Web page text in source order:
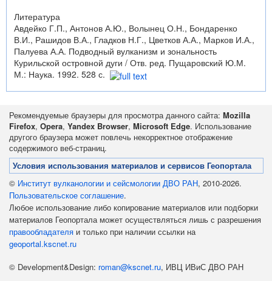
Литература
Авдейко Г.П., Антонов А.Ю., Волынец О.Н., Бондаренко
В.И., Рашидов В.А., Гладков Н.Г., Цветков А.А., Марков И.А.,
Палуева А.А. Подводный вулканизм и зональность
Курильской островной дуги / Отв. ред. Пущаровский Ю.М.
М.: Наука. 1992. 528 с.
Рекомендуемые браузеры для просмотра данного сайта: Mozilla
Firefox, Opera, Yandex Browser, Microsoft Edge. Использование
другого браузера может повлечь некорректное отображение
содержимого веб-страниц.
Условия использования материалов и сервисов Геопортала
© Институт вулканологии и сейсмологии ДВО РАН, 2010-2026.
Пользовательское соглашение.
Любое использование либо копирование материалов или подборки
материалов Геопортала может осуществляться лишь с разрешения
правообладателя и только при наличии ссылки на
geoportal.kscnet.ru
© Development&Design: roman@kscnet.ru, ИВЦ ИВиС ДВО РАН